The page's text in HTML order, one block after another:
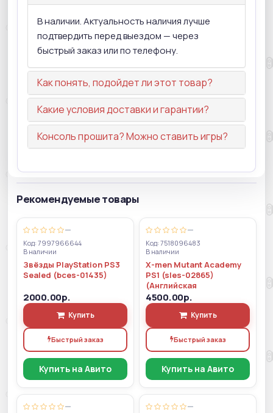
В наличии. Актуальность наличия лучше
подтвердить перед выездом — через
быстрый заказ или по телефону.
Как понять, подойдет ли этот товар?
Какие условия доставки и гарантии?
Консоль прошита? Можно ставить игры?
Рекомендуемые товары
—
Код: 7997966644
В наличии
Звёзды PlayStation PS3
Sealed (bces-01435)
2000.00р.
Купить
Быстрый заказ
Купить на Авито
—
Код: 7518096483
В наличии
X-men Mutant Academy
PS1 (sles-02865)
(Английская
4500.00р.
Купить
Быстрый заказ
Купить на Авито
— —